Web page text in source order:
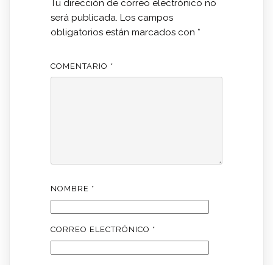
Tu dirección de correo electrónico no
será publicada. Los campos
obligatorios están marcados con *
COMENTARIO *
NOMBRE *
CORREO ELECTRÓNICO *